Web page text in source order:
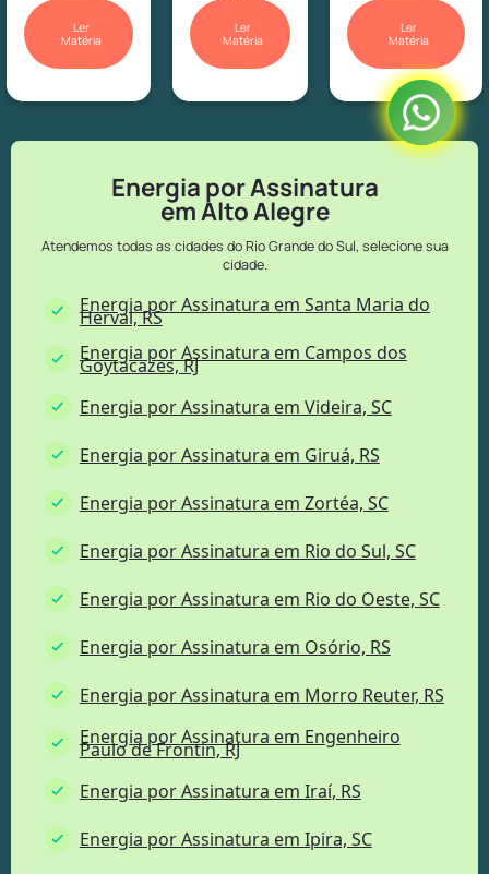
Ler
Matéria
Ler
Matéria
Ler
Matéria
Energia por Assinatura
em Alto Alegre
Atendemos todas as cidades do Rio Grande do Sul, selecione sua
cidade.
Energia por Assinatura em Santa Maria do
Herval, RS
Energia por Assinatura em Campos dos
Goytacazes, RJ
Energia por Assinatura em Videira, SC
Energia por Assinatura em Giruá, RS
Energia por Assinatura em Zortéa, SC
Energia por Assinatura em Rio do Sul, SC
Energia por Assinatura em Rio do Oeste, SC
Energia por Assinatura em Osório, RS
Energia por Assinatura em Morro Reuter, RS
Energia por Assinatura em Engenheiro
Paulo de Frontin, RJ
Energia por Assinatura em Iraí, RS
Energia por Assinatura em Ipira, SC